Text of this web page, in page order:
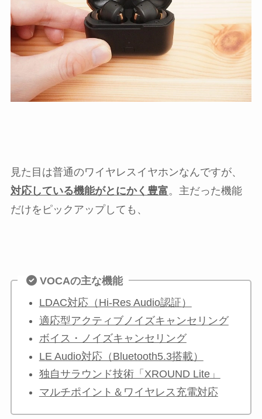
見た目は普通のワイヤレスイヤホンなんですが、
対応している機能がとにかく豊富。主だった機能
だけをピックアップしても、
VOCAの主な機能
LDAC対応（Hi-Res Audio認証）
適応型アクティブノイズキャンセリング
ボイス・ノイズキャンセリング
LE Audio対応（Bluetooth5.3搭載）
独自サラウンド技術「XROUND Lite」
マルチポイント＆ワイヤレス充電対応